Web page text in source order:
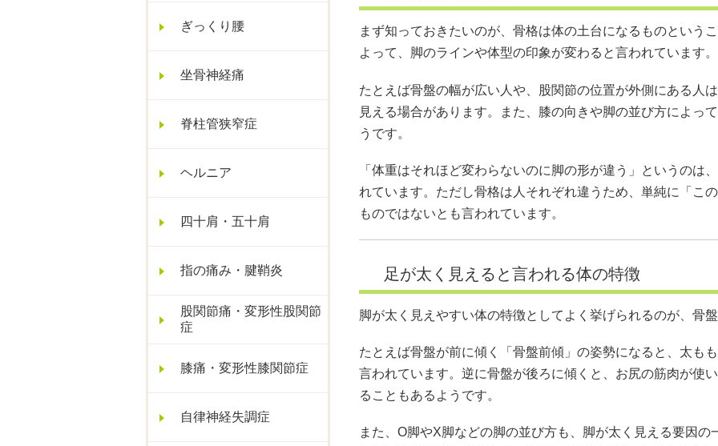
ぎっくり腰
坐骨神経痛
脊柱管狭窄症
ヘルニア
四十肩・五十肩
指の痛み・腱鞘炎
股関節痛・変形性股関節
症
膝痛・変形性膝関節症
自律神経失調症
まず知っておきたいのが、骨格は体の土台になるものという
よって、脚のラインや体型の印象が変わると言われています。
たとえば骨盤の幅が広い人や、股関節の位置が外側にある人
見える場合があります。また、膝の向きや脚の並び方によっ
うです。
「体重はそれほど変わらないのに脚の形が違う」というのは
れています。ただし骨格は人それぞれ違うため、単純に「こ
ものではないとも言われています。
足が太く見えると言われる体の特徴
脚が太く見えやすい体の特徴としてよく挙げられるのが、骨
たとえば骨盤が前に傾く「骨盤前傾」の姿勢になると、太も
言われています。逆に骨盤が後ろに傾くと、お尻の筋肉が使
ることもあるようです。
また、O脚やX脚などの脚の並び方も、脚が太く見える要因